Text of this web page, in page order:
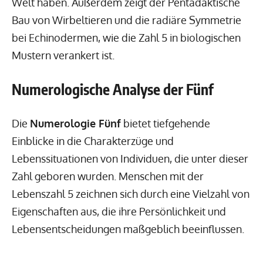
Bau von Wirbeltieren und die radiäre Symmetrie
bei Echinodermen, wie die Zahl 5 in biologischen
Mustern verankert ist.
Numerologische Analyse der Fünf
Die Numerologie Fünf bietet tiefgehende
Einblicke in die Charakterzüge und
Lebenssituationen von Individuen, die unter dieser
Zahl geboren wurden. Menschen mit der
Lebenszahl 5 zeichnen sich durch eine Vielzahl von
Eigenschaften aus, die ihre Persönlichkeit und
Lebensentscheidungen maßgeblich beeinflussen.